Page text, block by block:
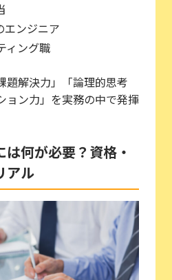
エンジニア
ィング職
題解決力」「論理的思考
ョン力」を実務の中で発揮
何が必要？資格・
アル